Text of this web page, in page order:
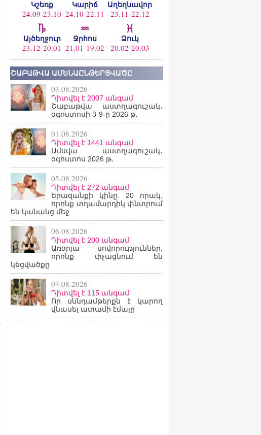
Կշեռք
24.09-23.10
Կարիճ
24.10-22.11
Աղեղնավոր
23.11-22.12
Այծեղջուր
23.12-20.01
Ջրհոս
21.01-19.02
Ձուկ
20.02-20.03
ՇԱԲԱԹՎԱ ԱՄԵՆԱԸՆԹԵՐՑՎԱԾԸ
03.08.2026
Դիտվել է 2007 անգամ
Շաբաթվա աստղագուշակ․
օգոստոսի 3-9-ը 2026 թ․
01.08.2026
Դիտվել է 1441 անգամ
Ամսվա աստղագուշակ․
օգոստոս 2026 թ․
05.08.2026
Դիտվել է 272 անգամ
Երազանքի կինը. 20 որակ,
որոնք տղամարդիկ փնտրում
են կանանց մեջ
06.08.2026
Դիտվել է 200 անգամ
Առօրյա սովորություններ,
որոնք փչացնում են
կեցվածքը
07.08.2026
Դիտվել է 115 անգամ
Որ սննդամթերքն է կարող
վնասել ատամի էմալը